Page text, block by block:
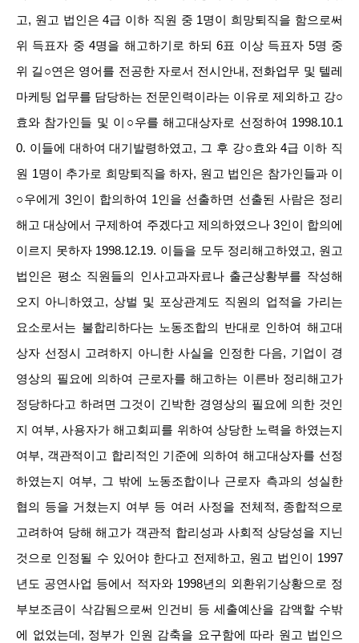
고, 원고 법인은 4급 이하 직원 중 1명이 희망퇴직을 함으로써
위 득표자 중 4명을 해고하기로 하되 6표 이상 득표자 5명 중
위 길○연은 영어를 전공한 자로서 전시안내, 전화업무 및 텔레
마케팅 업무를 담당하는 전문인력이라는 이유로 제외하고 강○
효와 참가인들 및 이○우를 해고대상자로 선정하여 1998.10.1
0. 이들에 대하여 대기발령하였고, 그 후 강○효와 4급 이하 직
원 1명이 추가로 희망퇴직을 하자, 원고 법인은 참가인들과 이
○우에게 3인이 합의하여 1인을 선출하면 선출된 사람은 정리
해고 대상에서 구제하여 주겠다고 제의하였으나 3인이 합의에
이르지 못하자 1998.12.19. 이들을 모두 정리해고하였고, 원고
법인은 평소 직원들의 인사고과자료나 출근상황부를 작성해
오지 아니하였고, 상벌 및 포상관계도 직원의 업적을 가리는
요소로서는 불합리하다는 노동조합의 반대로 인하여 해고대
상자 선정시 고려하지 아니한 사실을 인정한 다음, 기업이 경
영상의 필요에 의하여 근로자를 해고하는 이른바 정리해고가
정당하다고 하려면 그것이 긴박한 경영상의 필요에 의한 것인
지 여부, 사용자가 해고회피를 위하여 상당한 노력을 하였는지
여부, 객관적이고 합리적인 기준에 의하여 해고대상자를 선정
하였는지 여부, 그 밖에 노동조합이나 근로자 측과의 성실한
협의 등을 거쳤는지 여부 등 여러 사정을 전체적, 종합적으로
고려하여 당해 해고가 객관적 합리성과 사회적 상당성을 지닌
것으로 인정될 수 있어야 한다고 전제하고, 원고 법인이 1997
년도 공연사업 등에서 적자와 1998년의 외환위기상황으로 정
부보조금이 삭감됨으로써 인건비 등 세출예산을 감액할 수밖
에 없었는데, 정부가 인원 감축을 요구함에 따라 원고 법인으